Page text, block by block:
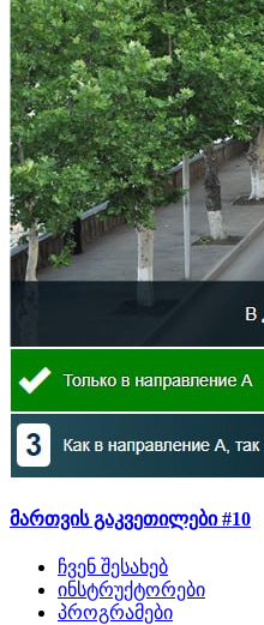
მართვის გაკვეთილები #10
ჩვენ შესახებ
ინსტრუქტორები
პროგრამები